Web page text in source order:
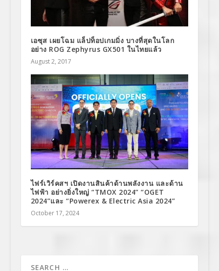
เอซุส เผยโฉม แล็ปท็อปเกมมิ่ง บางที่สุดในโลก
อย่าง ROG Zephyrus GX501 ในไทยแล้ว
August 2, 2017
ไฟร์เวิร์คสฯ เปิดงานสินค้าด้านพลังงาน และด้าน
ไฟฟ้า อย่างยิ่งใหญ่ “TMOX 2024” “OGET
2024”และ “Powerex & Electric Asia 2024”
October 17, 2024